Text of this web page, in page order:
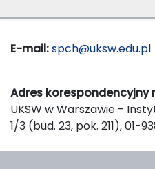
E-mail:spch@uksw.edu.pl
Adres korespondencyjny
UKSW w Warszawie -
1/3 (bud. 23, pok. 211), 01-